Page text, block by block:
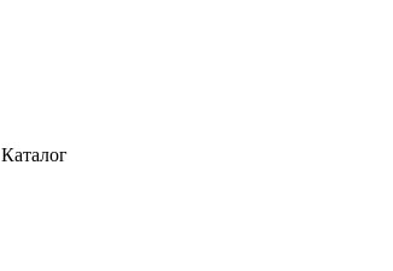
Каталог